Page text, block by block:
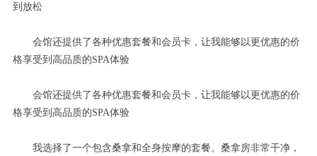
到放松
会馆还提供了各种优惠套餐和会员卡，让我能够以更优惠的价
格享受到高品质的SPA体验
会馆还提供了各种优惠套餐和会员卡，让我能够以更优惠的价
格享受到高品质的SPA体验
我选择了一个包含桑拿和全身按摩的套餐。桑拿房非常干净，